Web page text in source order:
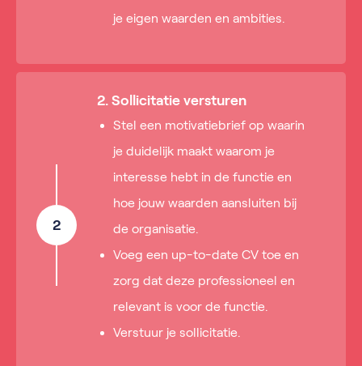
je eigen waarden en ambities.
2
2. Sollicitatie versturen
Stel een motivatiebrief op waarin
je duidelijk maakt waarom je
interesse hebt in de functie en
hoe jouw waarden aansluiten bij
de organisatie.
Voeg een up-to-date CV toe en
zorg dat deze professioneel en
relevant is voor de functie.
Verstuur je sollicitatie.